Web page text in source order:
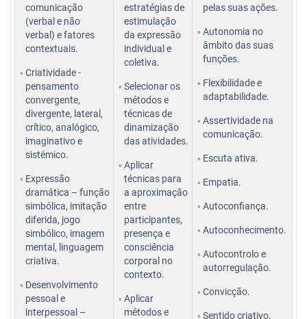
comunicação
(verbal e não
verbal) e fatores
contextuais.
Criatividade -
pensamento
convergente,
divergente, lateral,
crítico, analógico,
imaginativo e
sistémico.
Expressão
dramática – função
simbólica, imitação
diferida, jogo
simbólico, imagem
mental, linguagem
criativa.
Desenvolvimento
pessoal e
interpessoal –
estratégias de
estimulação
da expressão
individual e
coletiva.
Selecionar os
métodos e
técnicas de
dinamização
das atividades.
Aplicar
técnicas para
a aproximação
entre
participantes,
presença e
consciência
corporal no
contexto.
Aplicar
métodos e
pelas suas ações.
Autonomia no
âmbito das suas
funções.
Flexibilidade e
adaptabilidade.
Assertividade na
comunicação.
Escuta ativa.
Empatia.
Autoconfiança.
Autoconhecimento.
Autocontrolo e
autorregulação.
Convicção.
Sentido criativo.